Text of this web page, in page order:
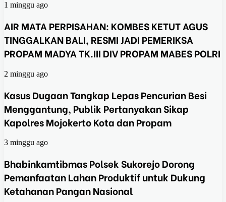
1 minggu ago
AIR MATA PERPISAHAN: KOMBES KETUT AGUS
TINGGALKAN BALI, RESMI JADI PEMERIKSA
PROPAM MADYA TK.III DIV PROPAM MABES POLRI
2 minggu ago
Kasus Dugaan Tangkap Lepas Pencurian Besi
Menggantung, Publik Pertanyakan Sikap
Kapolres Mojokerto Kota dan Propam
3 minggu ago
Bhabinkamtibmas Polsek Sukorejo Dorong
Pemanfaatan Lahan Produktif untuk Dukung
Ketahanan Pangan Nasional